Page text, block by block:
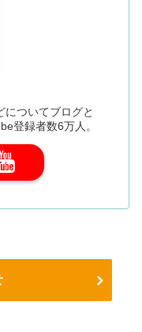
についてブログと
登録者数6万人。